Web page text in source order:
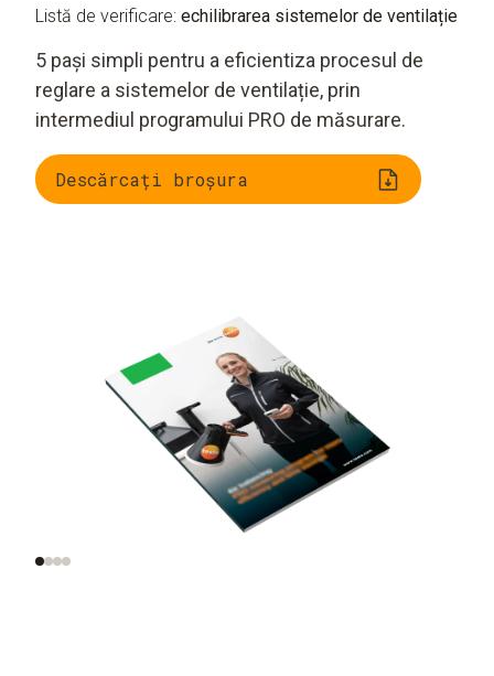
Listă de verificare: echilibrarea sistemelor de ventilație
5 pași simpli pentru a eficientiza procesul de
reglare a sistemelor de ventilație, prin
intermediul programului PRO de măsurare.
Descărcați broșura
5 pași pentru
reglarea sistemelor
Recomandare de
instrumente